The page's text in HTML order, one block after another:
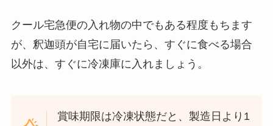
クール宅急便の入れ物の中でもある程度もちます
が、釈迦頭が自宅に届いたら、すぐに食べる場合
以外は、すぐに冷凍庫に入れましょう。
賞味期限は冷凍状態だと、製造日より1